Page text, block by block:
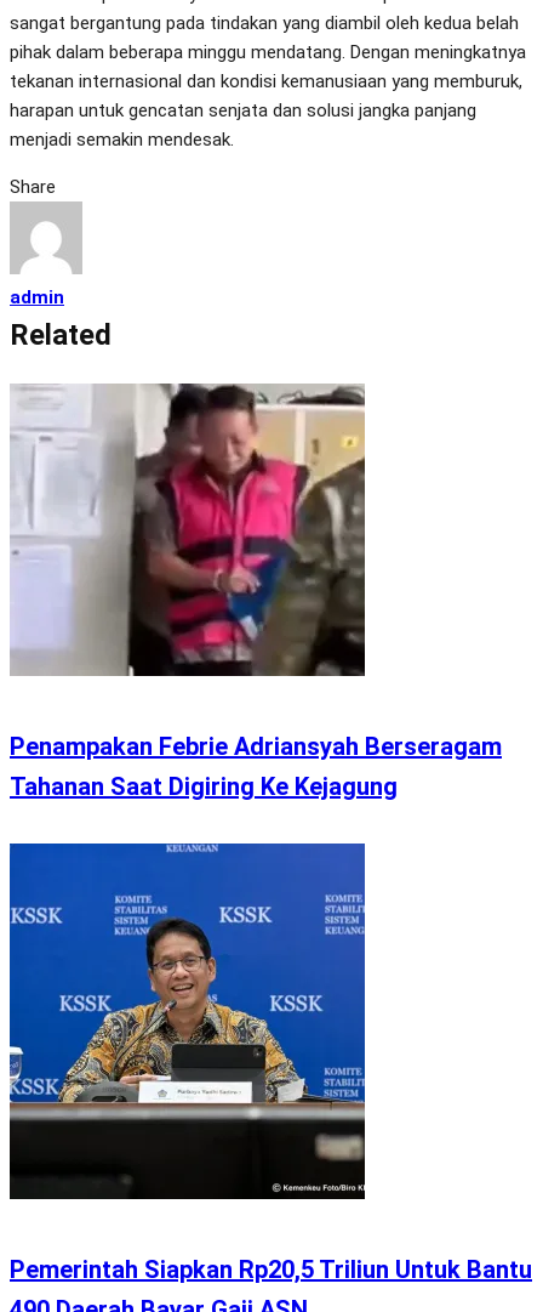
sangat bergantung pada tindakan yang diambil oleh kedua belah
pihak dalam beberapa minggu mendatang. Dengan meningkatnya
tekanan internasional dan kondisi kemanusiaan yang memburuk,
harapan untuk gencatan senjata dan solusi jangka panjang
menjadi semakin mendesak.
Share
admin
Related
Penampakan Febrie Adriansyah Berseragam
Tahanan Saat Digiring Ke Kejagung
Pemerintah Siapkan Rp20,5 Triliun Untuk Bantu